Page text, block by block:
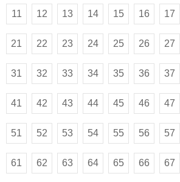
11 12 13 14 15 16 17
21 22 23 24 25 26 27
31 32 33 34 35 36 37
41 42 43 44 45 46 47
51 52 53 54 55 56 57
61 62 63 64 65 66 67